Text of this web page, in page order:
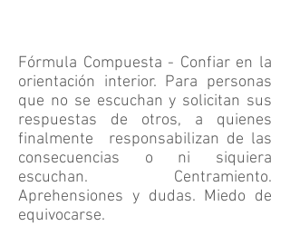
Fórmula Compuesta - Confiar en la
orientación interior. Para personas
que no se escuchan y solicitan sus
respuestas de otros, a quienes
finalmente responsabilizan de las
consecuencias o ni siquiera
escuchan. Centramiento.
Aprehensiones y dudas. Miedo de
equivocarse.